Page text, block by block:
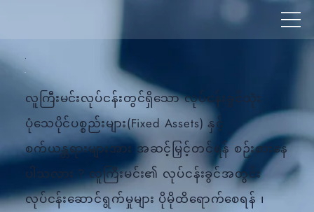
လူကြီးမင်းလုပ်ငန်းတွင်ရှိသော လုပ်ငန်းခွင်သုံး
ပုံသေပိုင်ပစ္စည်းများ(Fixed Assets) နှင့်
စက်ယန္တရားများအား အဆင့်မြှင့်တင်ရန် စဉ်းစားနေ
ပါသလား ? လူကြီးမင်း၏ လုပ်ငန်းခွင်အတွင်း
လုပ်ငန်းဆောင်ရွက်မှုများ ပိုမိုထိရောက်စေရန် ၊